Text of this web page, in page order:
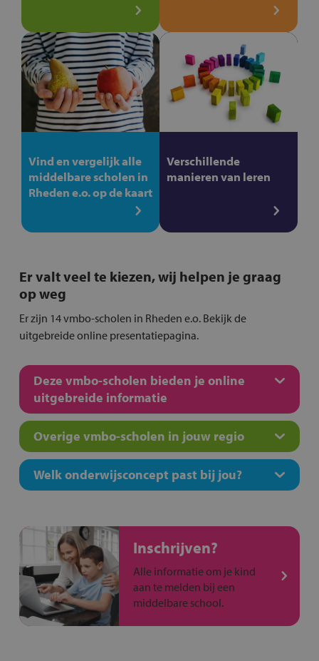
Vind en vergelijk alle
middelbare scholen in
Rheden e.o. op de kaart
Verschillende
manieren van leren
Er valt veel te kiezen, wij helpen je graag
op weg
Er zijn 14 vmbo-scholen in Rheden e.o. Bekijk de
uitgebreide online presentatiepagina.
Deze vmbo-scholen bieden je online
uitgebreide informatie
Overige vmbo-scholen in jouw regio
Welk onderwijsconcept past bij jou?
Inschrijven?
Alle informatie om je kind
aan te melden bij een
middelbare school.